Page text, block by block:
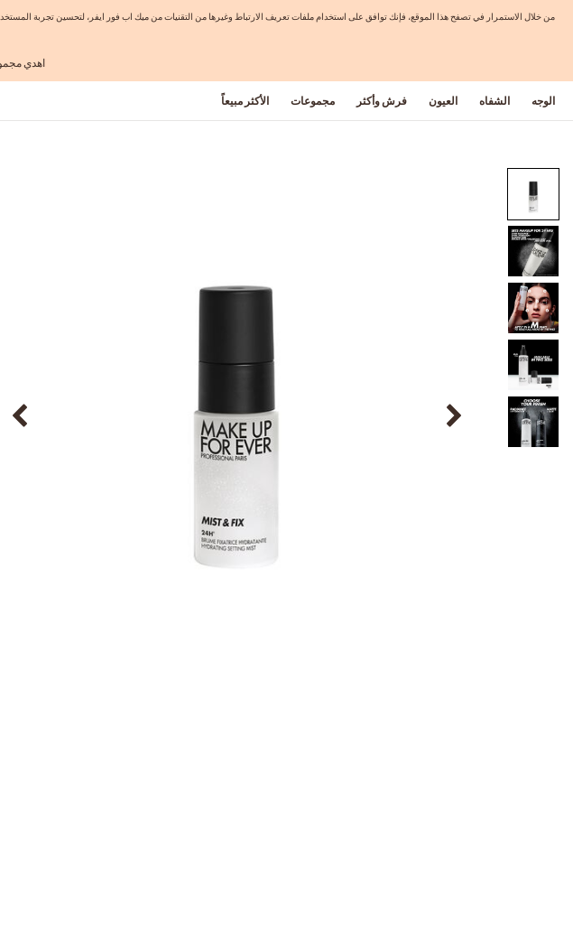
من خلال الاستمرار في تصفح هذا الموقع، فإنك توافق على استخدام ملفات تعريف الارتباط وغيرها من التقنيات من ميك اب فور ايفر، لتحسين تجربة
شحن
تسوق
اهدي
الفرصة الأخيرة: خصم 25%
الوجه الشفاه العيون فرش وأكثر مجموعات الأكثر مبيعاً